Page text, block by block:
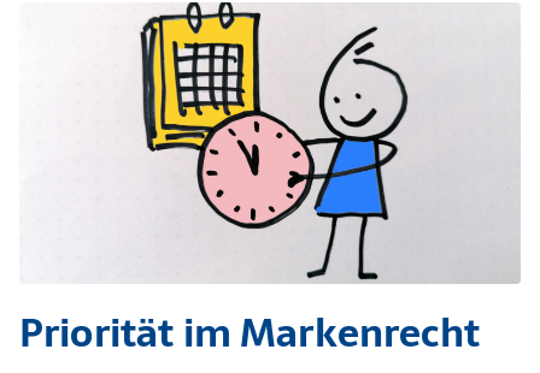
Priorität im Markenrecht